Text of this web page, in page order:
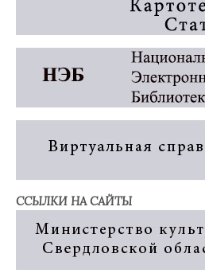
ССЫЛКИ НА САЙТЫ